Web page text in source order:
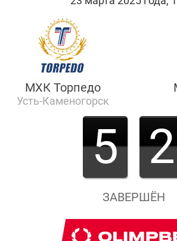
МХК Торпедо
Усть-Каменогорск
5 2
ЗАВЕРШЁН